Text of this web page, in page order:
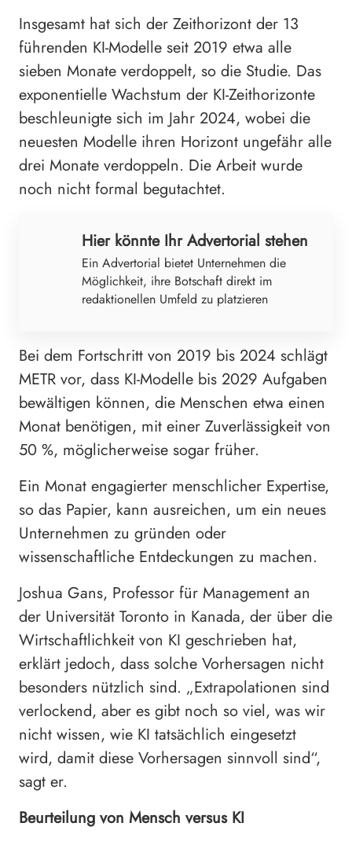
Insgesamt hat sich der Zeithorizont der 13
führenden KI-Modelle seit 2019 etwa alle
sieben Monate verdoppelt, so die Studie. Das
exponentielle Wachstum der KI-Zeithorizonte
beschleunigte sich im Jahr 2024, wobei die
neuesten Modelle ihren Horizont ungefähr alle
drei Monate verdoppeln. Die Arbeit wurde
noch nicht formal begutachtet.
Hier könnte Ihr Advertorial stehen
Ein Advertorial bietet Unternehmen die
Möglichkeit, ihre Botschaft direkt im
redaktionellen Umfeld zu platzieren
Bei dem Fortschritt von 2019 bis 2024 schlägt
METR vor, dass KI-Modelle bis 2029 Aufgaben
bewältigen können, die Menschen etwa einen
Monat benötigen, mit einer Zuverlässigkeit von
50 %, möglicherweise sogar früher.
Ein Monat engagierter menschlicher Expertise,
so das Papier, kann ausreichen, um ein neues
Unternehmen zu gründen oder
wissenschaftliche Entdeckungen zu machen.
Joshua Gans, Professor für Management an
der Universität Toronto in Kanada, der über die
Wirtschaftlichkeit von KI geschrieben hat,
erklärt jedoch, dass solche Vorhersagen nicht
besonders nützlich sind. „Extrapolationen sind
verlockend, aber es gibt noch so viel, was wir
nicht wissen, wie KI tatsächlich eingesetzt
wird, damit diese Vorhersagen sinnvoll sind“,
sagt er.
Beurteilung von Mensch versus KI